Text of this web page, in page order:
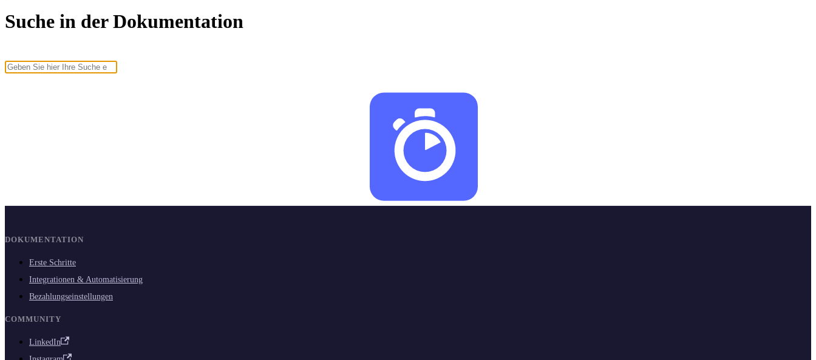
Suche in der Dokumentation
DOKUMENTATION
Erste Schritte
Integrationen & Automatisierung
Bezahlungseinstellungen
COMMUNITY
LinkedIn